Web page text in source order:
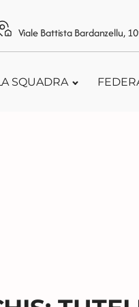
Viale Battista Bardanzellu,
SQUADRA